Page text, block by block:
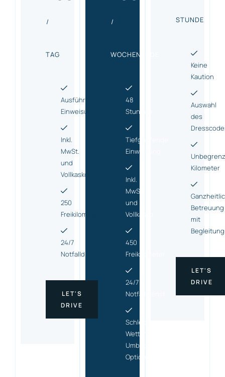
/
TAG
Ausführliche
Einweisung
Inkl.
MwSt.
und
Vollkasko
250
Freikilometer
24/7
Notfalldienst
LET'S
DRIVE
/
WOCHENENDE
48
Stunden
Tiefgreifende
Einweisung
Inkl.
MwSt.
und
Vollkasko
450
Freikilometer
24/7
Notfalldienst
Schlecht-
Wetter-
Umbuchungs
Option
STUNDE
Keine
Kaution
Auswahl
des
Kilometer
Betreuung
mit
Begleitung
LET'S
DRIVE